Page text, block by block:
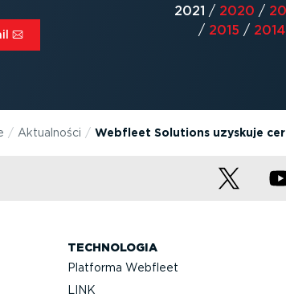
2021 / 2020 /
/ 2015 / 2014
Aktualności Webfleet Solutions uzyskuje
TECHNOLOGIA
Platforma Webfleet
LINK